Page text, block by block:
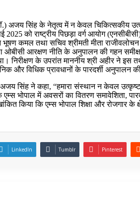
अजय सिंह के नेतृत्व में न केवल चिकित्सकीय
को राष्ट्रीय पिछड़ा वर्ग आयोग
कमल तथा सचिव श्रीमती मीता
आरक्षण नीति के अनुपालन की गहन
निरीक्षण के उपरांत माननीय श्री अहीर ने इस
और विधिक प्रावधानों के पारदर्शी अनुपालन
सिंह ने कहा, “हमारा संस्थान न केवल उत्कृष्ट
भोपाल में अवसरों का वितरण समावेशिता,
किया कि एम्स भोपाल शिक्षा और रोजगार के
LinkedIn Tumblr Pinterest